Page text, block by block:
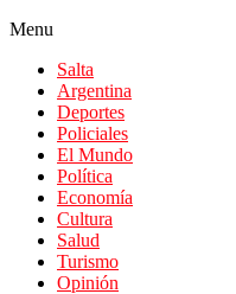
Menu
Salta
Argentina
Deportes
Policiales
El Mundo
Política
Economía
Cultura
Salud
Turismo
Opinión